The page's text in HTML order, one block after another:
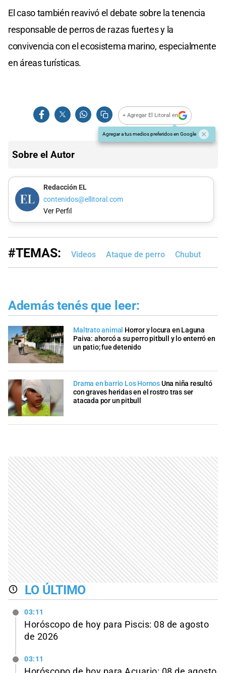
El caso también reavivó el debate sobre la tenencia
responsable de perros de razas fuertes y la
convivencia con el ecosistema marino, especialmente
en áreas turísticas.
+ Agregar El Litoral en
Agregar a tus medios preferidos en Google
Sobre el Autor
Redacción EL
contenidos@ellitoral.com
Ver Perfil
#TEMAS: Videos Ataque de perro Chubut
Además tenés que leer:
Maltrato animal Horror y locura en Laguna
Paiva: ahorcó a su perro pitbull y lo enterró en
un patio; fue detenido
Drama en barrio Los HornosUna niña resultó
con graves heridas en el rostro tras ser
atacada por un pitbull
LO ÚLTIMO
03:11
Horóscopo de hoy para Piscis: 08 de agosto
de 2026
03:11